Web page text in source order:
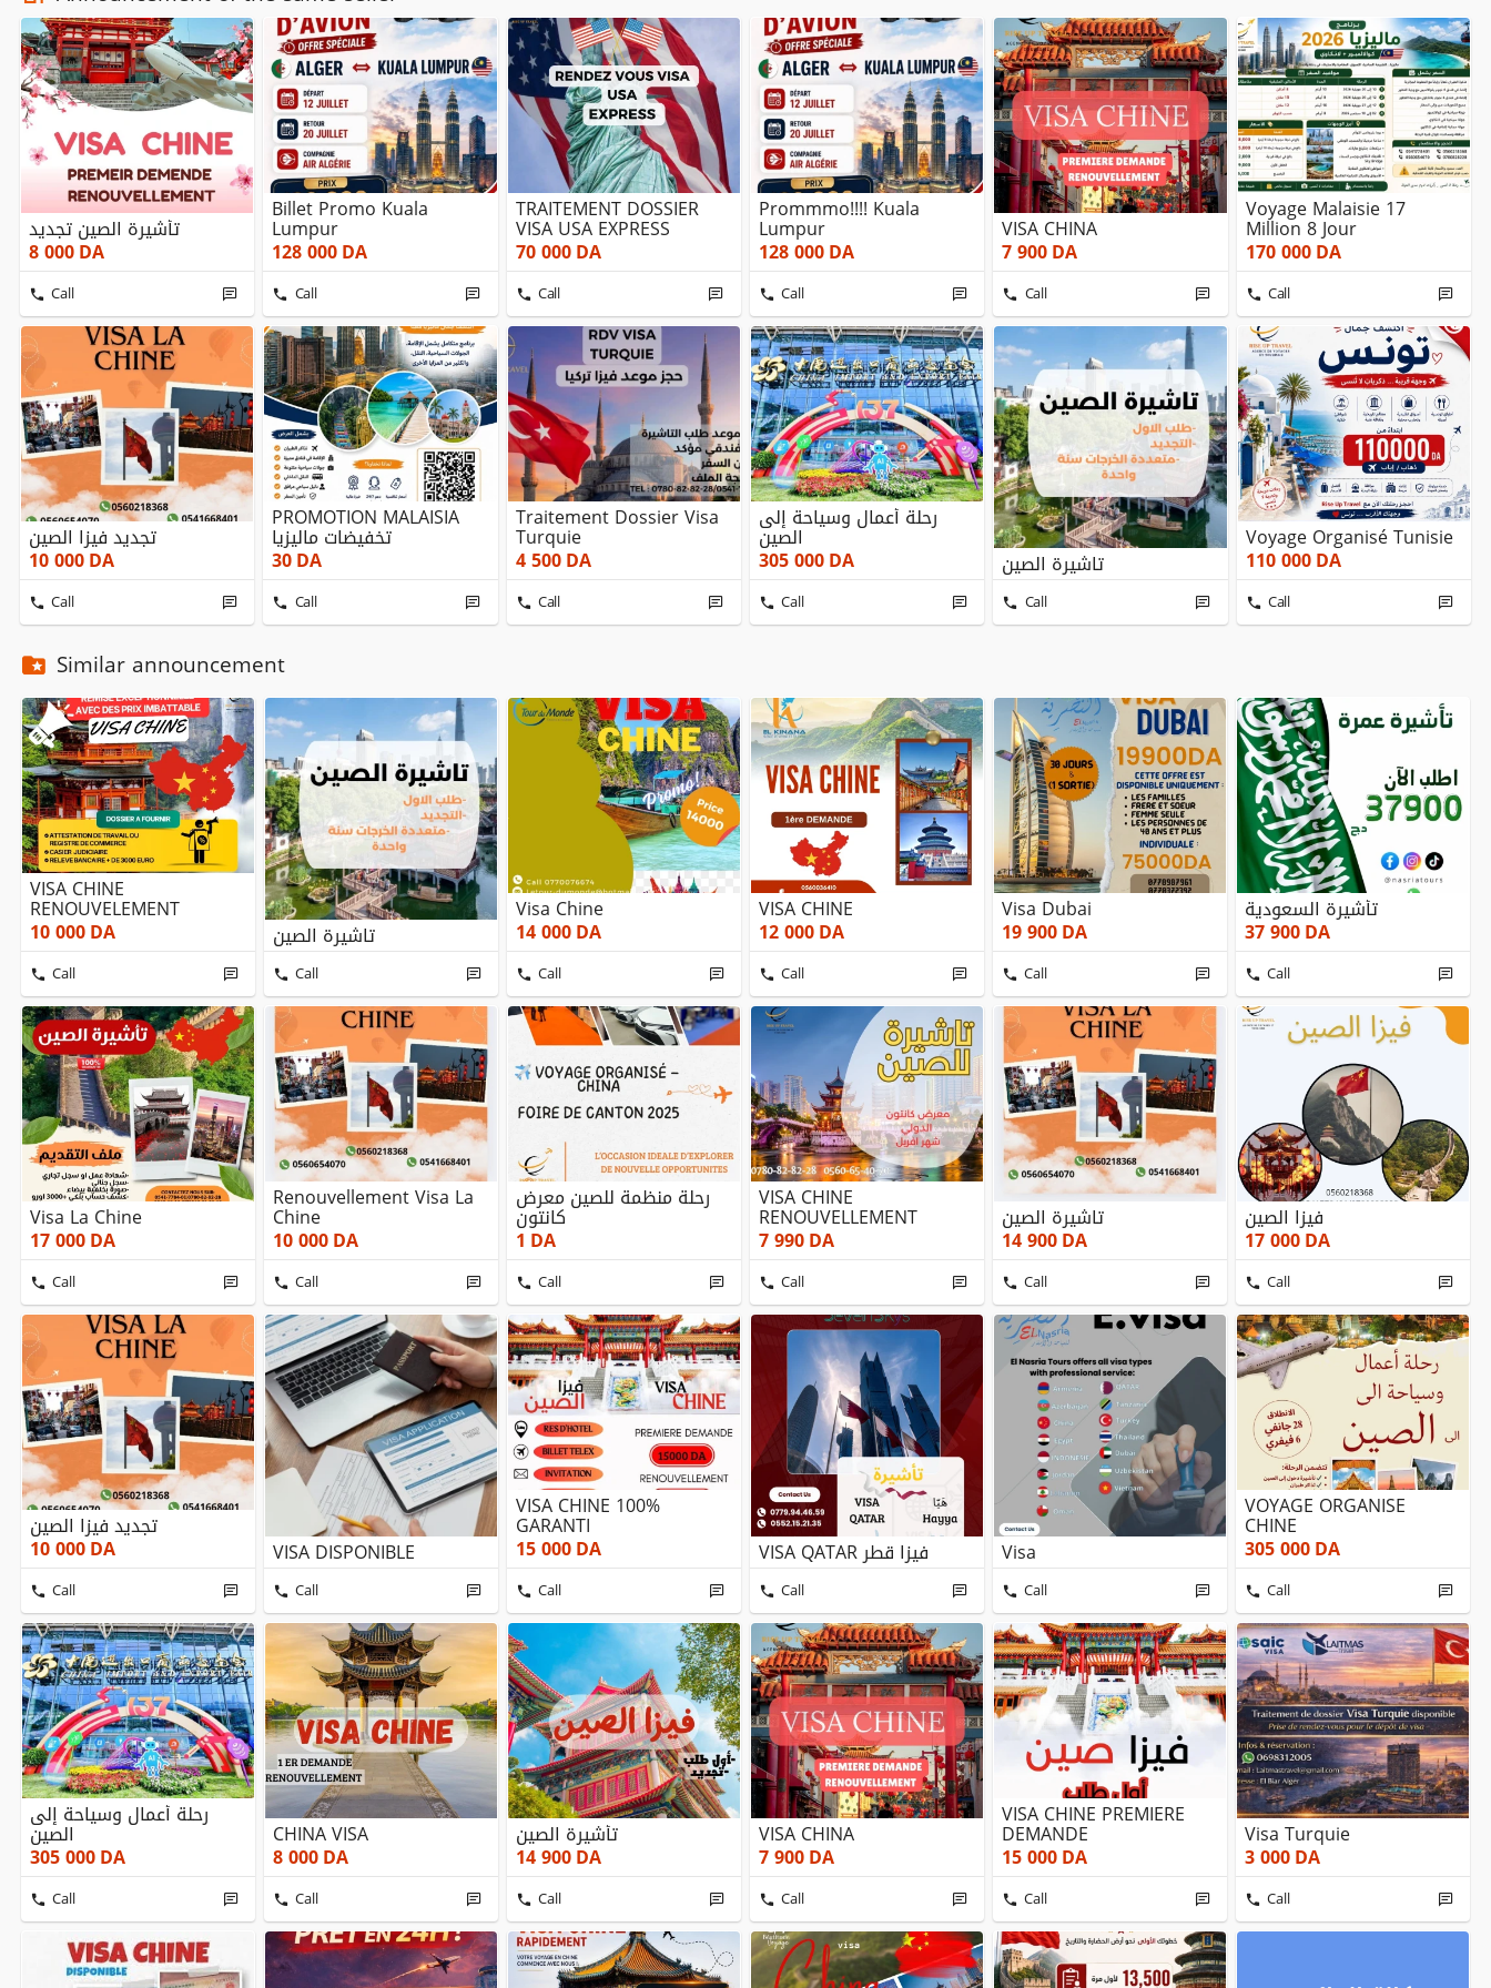
تأشيرة الصين تجديد
8 000DA
Call
Billet Promo Kuala
Lumpur
128 000DA
Call
TRAITEMENT DOSSIER
VISA USA EXPRESS
70 000DA
Call
Prommmo!!!! Kuala
Lumpur
128 000DA
Call
VISA CHINA
7 900DA
Call
Voyage Malaisie 17
Million 8 Jour
170 000DA
Call
تجديد فيزا الصين
10 000DA
Call
PROMOTION MALAISIA
تخفيضات ماليزيا
30DA
Call
Traitement Dossier Visa
Turquie
4 500DA
Call
رحلة أعمال وسياحة إلى
الصين
305 000DA
Call
تاشيرة الصين
Call
Voyage Organisé Tunisie
110 000DA
Call
Similar announcement
VISA CHINE
RENOUVELEMENT
10 000DA
Call
تاشيرة الصين
Call
Visa Chine
14 000DA
Call
VISA CHINE
12 000DA
Call
Visa Dubai
19 900DA
Call
تأشيرة السعودية
37 900DA
Call
Visa La Chine
17 000DA
Call
Renouvellement Visa La
Chine
10 000DA
Call
رحلة منظمة للصين معرض
كانتون
1 DA
Call
VISA CHINE
RENOUVELLEMENT
7 990DA
Call
تاشيرة الصين
14 900DA
Call
فيزا الصين
17 000DA
Call
تجديد فيزا الصين
10 000DA
Call
VISA DISPONIBLE
Call
VISA CHINE 100%
GARANTI
15 000DA
Call
VISA QATAR فيزا قطر
Call
Visa
Call
VOYAGE ORGANISE
CHINE
305 000DA
Call
رحلة أعمال وسياحة إلى
الصين
305 000DA
Call
CHINA VISA
8 000DA
Call
تأشيرة الصين
14 900DA
Call
VISA CHINA
7 900DA
Call
VISA CHINE PREMIERE
DEMANDE
15 000DA
Call
Visa Turquie
3 000DA
Call